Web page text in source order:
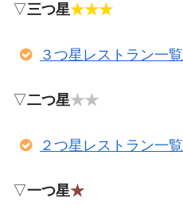
▽三つ星★★★
３つ星レストラン一覧
▽二つ星★★
２つ星レストラン一覧
▽一つ星★